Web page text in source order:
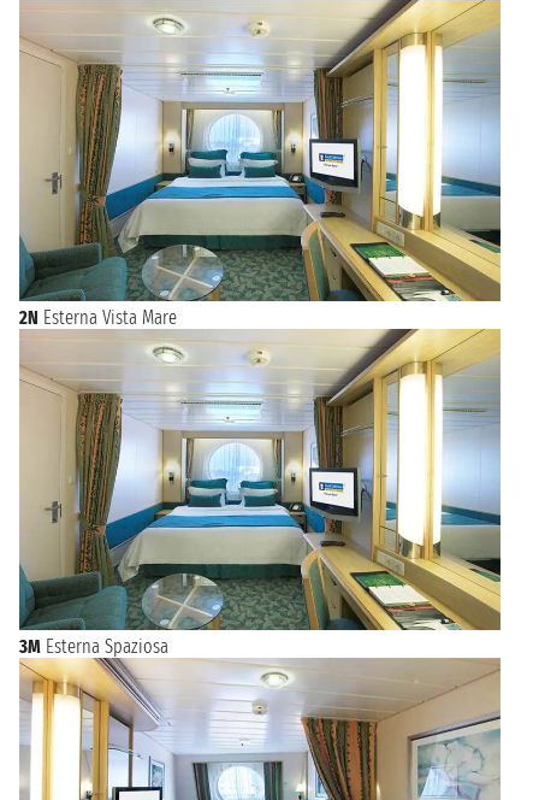
2N Esterna Vista Mare
3M Esterna Spaziosa